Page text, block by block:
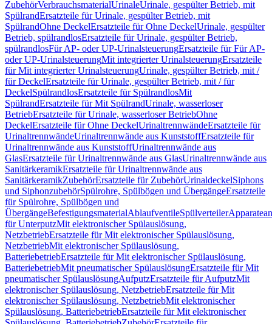
ZubehörVerbrauchsmaterialUrinaleUrinale, gespülter Betrieb, mit
SpülrandErsatzteile für Urinale, gespülter Betrieb, mit
SpülrandOhne DeckelErsatzteile für Ohne DeckelUrinale, gespülter
Betrieb, spülrandlosErsatzteile für Urinale, gespülter Betrieb,
spülrandlosFür AP- oder UP-UrinalsteuerungErsatzteile für Für AP-
oder UP-UrinalsteuerungMit integrierter UrinalsteuerungErsatzteile
für Mit integrierter UrinalsteuerungUrinale, gespülter Betrieb, mit /
für DeckelErsatzteile für Urinale, gespülter Betrieb, mit / für
DeckelSpülrandlosErsatzteile für SpülrandlosMit
SpülrandErsatzteile für Mit SpülrandUrinale, wasserloser
BetriebErsatzteile für Urinale, wasserloser BetriebOhne
DeckelErsatzteile für Ohne DeckelUrinaltrennwändeErsatzteile für
UrinaltrennwändeUrinaltrennwände aus KunststoffErsatzteile für
Urinaltrennwände aus KunststoffUrinaltrennwände aus
GlasErsatzteile für Urinaltrennwände aus GlasUrinaltrennwände aus
SanitärkeramikErsatzteile für Urinaltrennwände aus
SanitärkeramikZubehörErsatzteile für ZubehörUrinaldeckelSiphons
und SiphonzubehörSpülrohre, Spülbögen und ÜbergängeErsatzteile
für Spülrohre, Spülbögen und
ÜbergängeBefestigungsmaterialAblaufventileSpülverteiler
für UnterputzMit elektronischer Spülauslösung,
NetzbetriebErsatzteile für Mit elektronischer Spülauslösung,
NetzbetriebMit elektronischer Spülauslösung,
BatteriebetriebErsatzteile für Mit elektronischer Spülauslösung,
BatteriebetriebMit pneumatischer SpülauslösungErsatzteile für Mit
pneumatischer SpülauslösungAufputzErsatzteile für AufputzMit
elektronischer Spülauslösung, NetzbetriebErsatzteile für Mit
elektronischer Spülauslösung, NetzbetriebMit elektronischer
Spülauslösung, BatteriebetriebErsatzteile für Mit elektronischer